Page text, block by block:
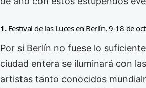
1. Festival de las Luces en Berlín, 9-18 de
Por si Berlín no fuese lo
ciudad entera se iluminará con
artistas tanto conocidos